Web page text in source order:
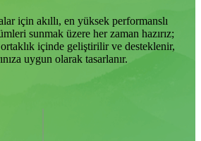
için akıllı, en yüksek performanslı
sunmak üzere her zaman hazırız;
içinde geliştirilir ve desteklenir,
uygun olarak tasarlanır.